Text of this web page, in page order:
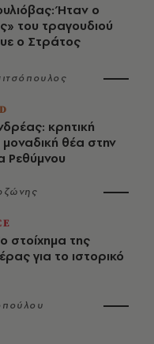
Ήταν ο
του τραγουδιού
ο Στράτος
κρητική
μοναδική θέα στην
Ρεθύμνου
στοίχημα της
για το ιστορικό